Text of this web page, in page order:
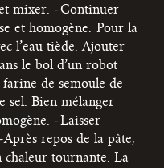
mixer. -Continuer
et homogène. Pour la
l’eau tiède. Ajouter
le bol d’un robot
de semoule de
sel. Bien mélanger
-Laisser
-Après repos de la pâte,
tournante. La